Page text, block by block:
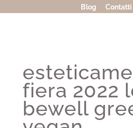
Blog Contatti
fiera 2022
bewell